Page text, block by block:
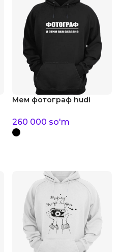
Мем фотограф hudi
260 000 so'm